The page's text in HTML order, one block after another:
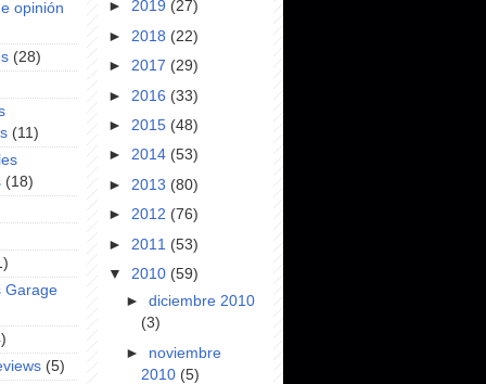
opinión
(28)
(11)
(18)
Garage
(5)
► 2019 (27)
► 2018 (22)
► 2017 (29)
► 2016 (33)
► 2015 (48)
► 2014 (53)
► 2013 (80)
► 2012 (76)
► 2011 (53)
▼ 2010 (59)
►diciembre 2010
(3)
► noviembre
2010 (5)